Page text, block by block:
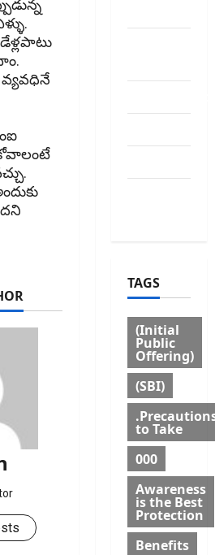
TAGS
(Initial
Public
Offering)
(SBI)
to Take
000
Awareness
is the Best
Protection
Benefits